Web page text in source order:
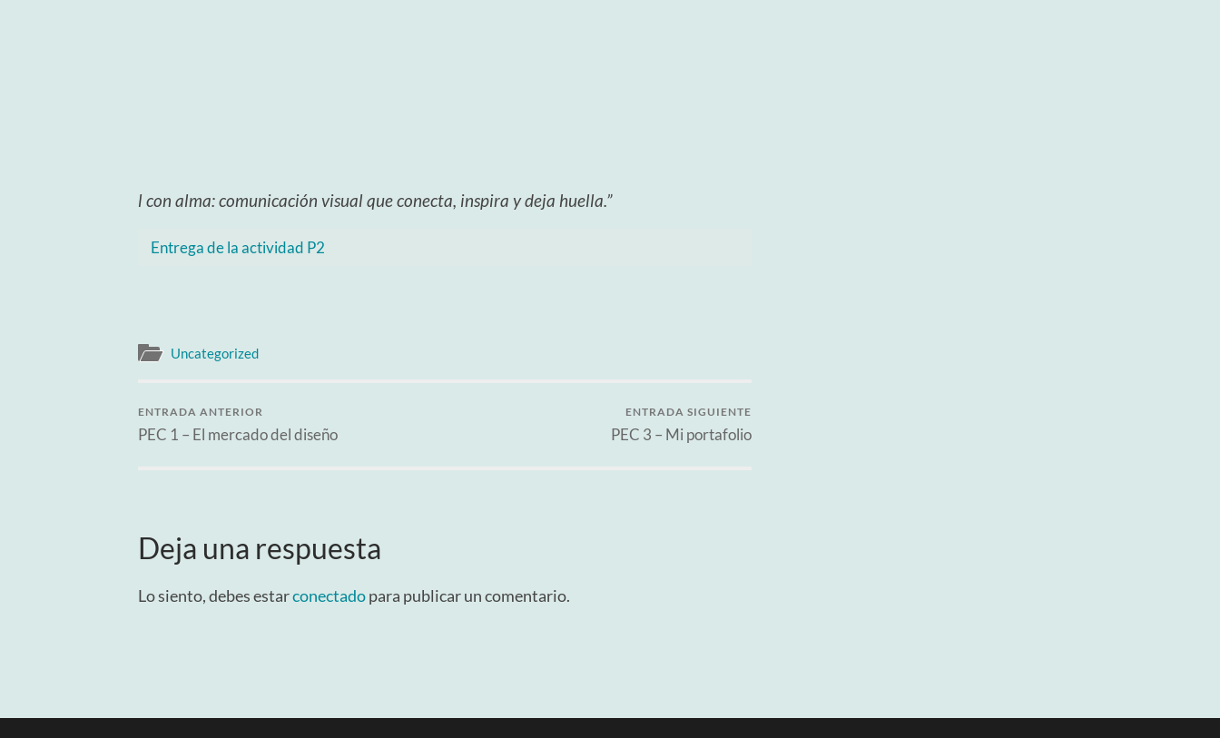
l con alma: comunicación visual que conecta, inspira y deja huella.”
Entrega de la actividad P2
Uncategorized
ENTRADA ANTERIOR
PEC 1 – El mercado del diseño
ENTRADA SIGUIENTE
PEC 3 – Mi portafolio
Deja una respuesta
Lo siento, debes estarconectadopara publicar un comentario.